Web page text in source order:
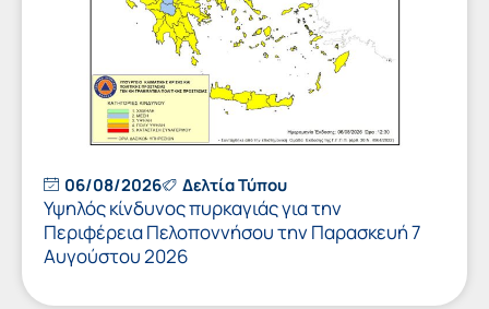
06/08/2026 Δελτία Τύπου
Υψηλός κίνδυνος πυρκαγιάς για την
Περιφέρεια Πελοποννήσου την Παρασκευή 7
Αυγούστου 2026